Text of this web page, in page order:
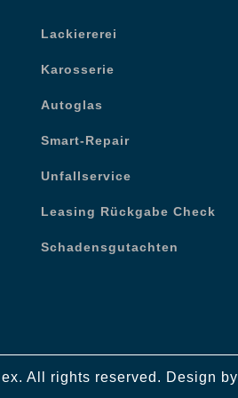
Lackiererei
Karosserie
Autoglas
Smart-Repair
Unfallservice
Leasing Rückgabe Check
Schadensgutachten
All rights reserved. Design by